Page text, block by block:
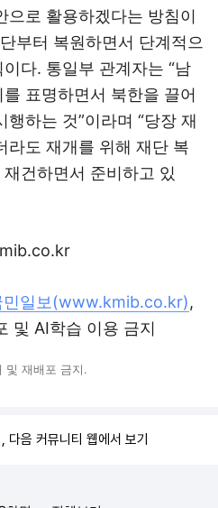
으로 활용하겠다는 방침이
부터 복원하면서 단계적으
다. 통일부 관계자는 “남
표명하면서 북한을 끌어
하는 것”이라며 “당장 재
라도 재개를 위해 재단 복
건하면서 준비하고 있
민일보(www.kmib.co.kr),
및 AI학습 이용 금지
재배포 금지.
다음 커뮤니티 웹에서 보기